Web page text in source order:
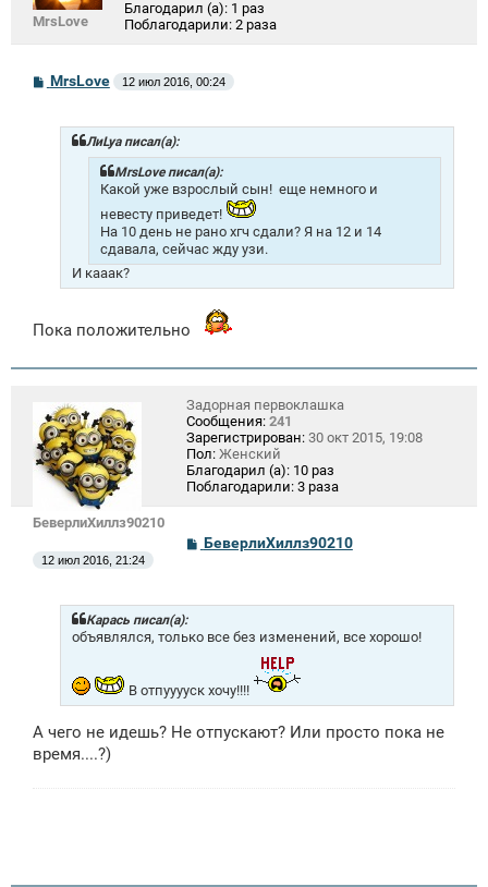
MrsLove
Благодарил (а): 1 раз
Поблагодарили: 2 раза
СMrsLove 12 июл 2016, 00:24
ЛиLya писал(а):
MrsLove писал(а):
Какой уже взрослый сын! еще немного и
невесту приведет!
На 10 день не рано хгч сдали? Я на 12 и 14
сдавала, сейчас жду узи.
И кааак?
Пока положительно
БеверлиХиллз90210
Задорная первоклашка
Сообщения: 241
Зарегистрирован: 30 окт 2015, 19:08
Пол: Женский
Благодарил (а): 10 раз
Поблагодарили: 3 раза
С
щ
н
БеверлиХиллз90210
12 июл 2016, 21:24
Карась писал(а):
объявлялся, только все без изменений, все хорошо!
В отпууууск хочу!!!!
А чего не идешь? Не отпускают? Или просто пока не
время....?)